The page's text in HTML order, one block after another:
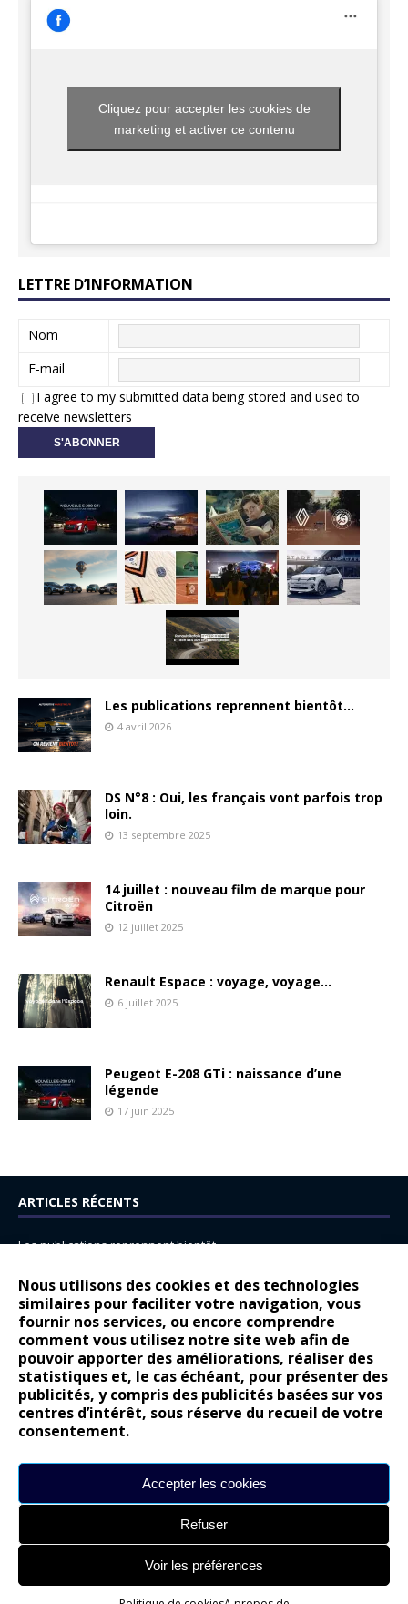
Nous utilisons des cookies et des technologies
similaires pour faciliter votre navigation, vous
fournir nos services, ou encore comprendre
comment vous utilisez notre site web afin de
pouvoir apporter des améliorations, réaliser des
statistiques et, le cas échéant, pour présenter des
publicités, y compris des publicités basées sur vos
centres d’intérêt, sous réserve du recueil de votre
consentement.
Accepter les cookies
Refuser
Voir les préférences
Cliquez pour accepter les cookies de
marketing et activer ce contenu
LETTRE D’INFORMATION
Nom
E-mail
I agree to my submitted data being stored and used to
receive newsletters
Les publications reprennent bientôt…
4 avril 2026
DS N°8 : Oui, les français vont parfois trop
loin.
13 septembre 2025
14 juillet : nouveau film de marque pour
Citroën
12 juillet 2025
Renault Espace : voyage, voyage…
6 juillet 2025
Peugeot E-208 GTi : naissance d’une
légende
17 juin 2025
ARTICLES RÉCENTS
Les publications reprennent bientôt…
14 juillet : nouveau film de marque pour Citroën
Renault Espace : voyage, voyage…
Peugeot E-208 GTi : naissance d’une légende
COMMENTAIRES RÉCENTS
Bernard Dardartdans
Gilly
gyo
Lancia Ypsilon : naturellement envoûtante ?